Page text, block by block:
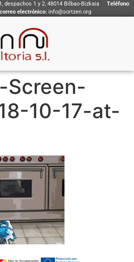
despachos 1 y 2, 48014 Bilbao-Bizkaia Teléfono:
correo electrónico: info@sortzen.org
Screen-
10-17-at-